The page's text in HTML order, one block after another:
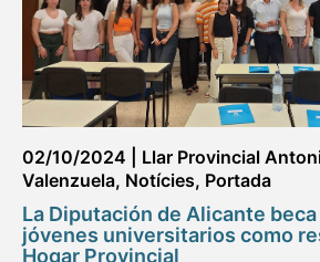
02/10/2024
Llar Provincial
Valenzuela, Notícies, Portada
La Diputación de Alicante
jóvenes universitarios como
Hogar Provincial